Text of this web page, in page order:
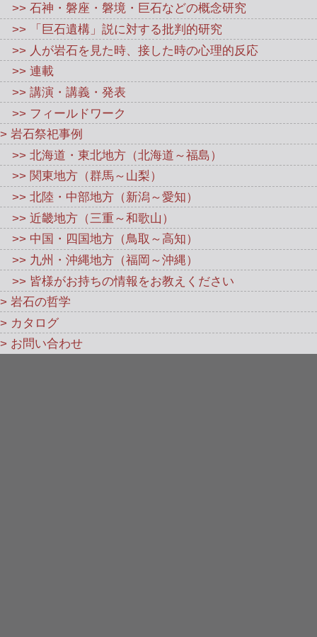
>> 石神・磐座・磐境・巨石などの概念研究
>> 「巨石遺構」説に対する批判的研究
>> 人が岩石を見た時、接した時の心理的反応
>> 連載
>> 講演・講義・発表
>> フィールドワーク
> 岩石祭祀事例
>> 北海道・東北地方（北海道～福島）
>> 関東地方（群馬～山梨）
>> 北陸・中部地方（新潟～愛知）
>> 近畿地方（三重～和歌山）
>> 中国・四国地方（鳥取～高知）
>> 九州・沖縄地方（福岡～沖縄）
>> 皆様がお持ちの情報をお教えください
> 岩石の哲学
> カタログ
> お問い合わせ